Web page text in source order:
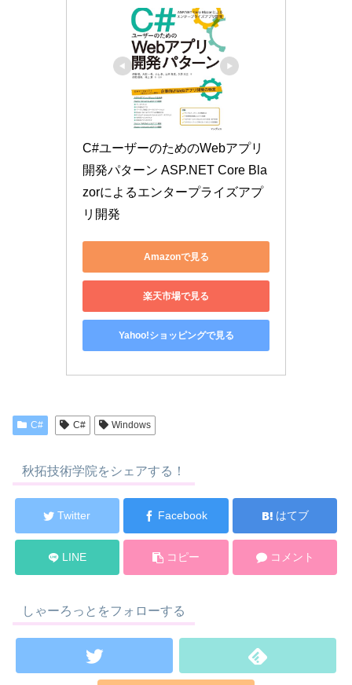
C#ユーザーのためのWebアプリ
開発パターン ASP.NET Core Bla
zorによるエンタープライズアプ
リ開発
Amazonで見る
楽天市場で見る
Yahoo!ショッピングで見る
C# C# Windows
秋拓技術学院をシェアする！
Twitter Facebook はてブ
LINE コピー コメント
しゃーろっとをフォローする